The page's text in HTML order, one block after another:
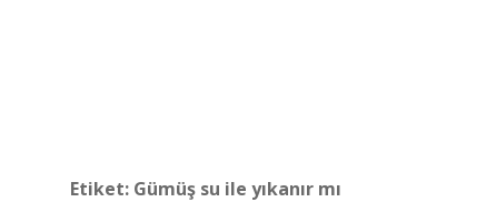
Etiket: Gümüş su ile yıkanır mı